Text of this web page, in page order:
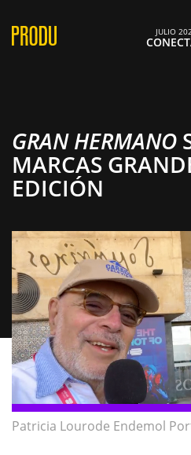
JULIO
GRAN HERMANO
MARCAS
EDICIÓN
Patricia Lourode Endemol